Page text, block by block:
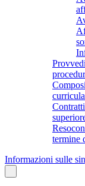
termine
Informazioni sulle